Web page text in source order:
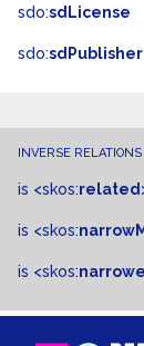
sdo:sdLicense
sdo:sdPublisher
INVERSE RELATIONS
is <skos:related
is <skos:
is <skos: